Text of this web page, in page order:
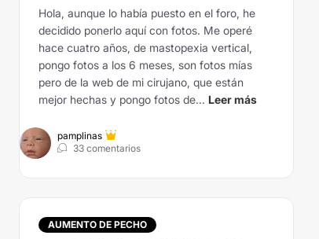
Hola, aunque lo había puesto en el foro, he
decidido ponerlo aquí con fotos. Me operé
hace cuatro años, de mastopexia vertical,
pongo fotos a los 6 meses, son fotos mías
pero de la web de mi cirujano, que están
mejor hechas y pongo fotos de... Leer más
pamplinas
33 comentarios
AUMENTO DE PECHO